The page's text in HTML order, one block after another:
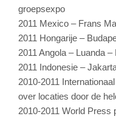
groepsexpo
2011 Mexico – Frans
2011 Hongarije –
2011 Angola – Luanda
2011 Indonesie –
2010-2011
over locaties door de
2010-2011 World Press